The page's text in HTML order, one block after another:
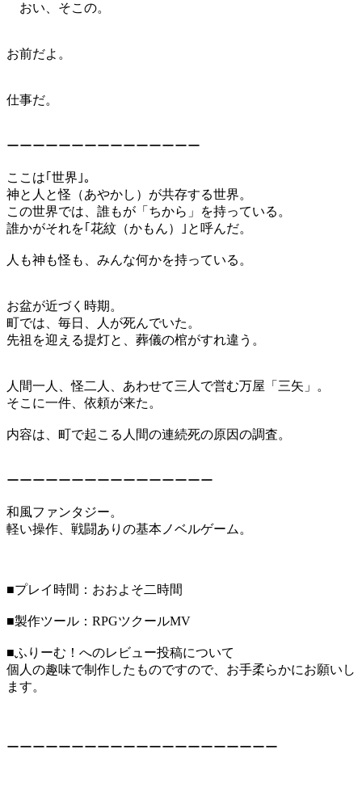
おい、そこの。
お前だよ。
仕事だ。
ーーーーーーーーーーーーーーー
ここは｢世界｣。
神と人と怪（あやかし）が共存する世界。
この世界では、誰もが「ちから」を持っている。
誰かがそれを｢花紋（かもん）｣と呼んだ。
人も神も怪も、みんな何かを持っている。
お盆が近づく時期。
町では、毎日、人が死んでいた。
先祖を迎える提灯と、葬儀の棺がすれ違う。
人間一人、怪二人、あわせて三人で営む万屋「三矢」。
そこに一件、依頼が来た。
内容は、町で起こる人間の連続死の原因の調査。
ーーーーーーーーーーーーーーーー
和風ファンタジー。
軽い操作、戦闘ありの基本ノベルゲーム。
■プレイ時間：おおよそ二時間
■製作ツール：RPGツクールMV
■ふりーむ！へのレビュー投稿について
個人の趣味で制作したものですので、お手柔らかにお願いし
ます。
ーーーーーーーーーーーーーーーーーーーーー